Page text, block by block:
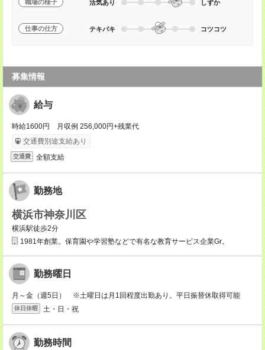
職場の様子 活気あり しずか
仕事の仕方 テキパキ コツコツ
募集情報
給与
時給1600円 月収例 256,000円+残業代
交通費別途支給あり
交通費 全額支給
勤務地
横浜市神奈川区
横浜駅徒歩2分
1981年創業。保育園や学習塾などで有名な教育サービス企業Gr。
勤務曜日
月～金（週5日） ※土曜日は月1回程度出勤あり。平日振替休取得可能
休日休暇 土・日・祝
勤務時間